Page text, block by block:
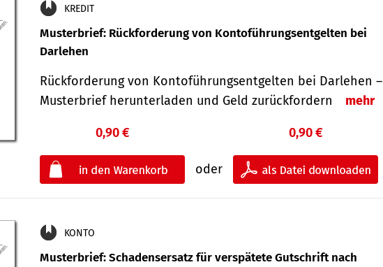
KREDIT
Musterbrief: Rückforderung von Kontoführungsentgelten bei
Darlehen
Rückforderung von Kontoführungsentgelten bei Darlehen –
Musterbrief herunterladen und Geld zurückfordern
mehr
0,90 €
oder
0,90 €
KONTO
Musterbrief: Schadensersatz für verspätete Gutschrift nach